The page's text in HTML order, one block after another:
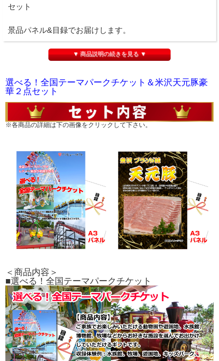
セット
景品パネル&目録でお届けします。
▼ 商品説明の続きを見る ▼
選べる！全国テーマパークチケット＆米沢天元豚豪
華２点セット
※各商品の詳細は下の画像をクリックして下さい。
＜商品内容＞
■選べる！全国テーマパークチケット